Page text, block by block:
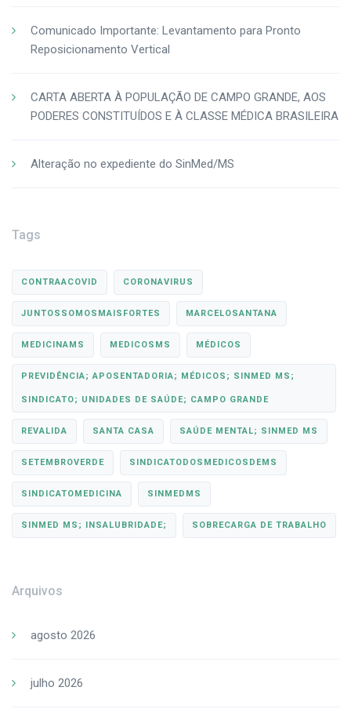
Comunicado Importante: Levantamento para Pronto
Reposicionamento Vertical
CARTA ABERTA À POPULAÇÃO DE CAMPO GRANDE, AOS
PODERES CONSTITUÍDOS E À CLASSE MÉDICA BRASILEIRA
Alteração no expediente do SinMed/MS
Tags
CONTRAACOVID CORONAVIRUS
JUNTOSSOMOSMAISFORTES MARCELOSANTANA
MEDICINAMS MEDICOSMS MÉDICOS
PREVIDÊNCIA; APOSENTADORIA; MÉDICOS; SINMED MS;
SINDICATO; UNIDADES DE SAÚDE; CAMPO GRANDE
REVALIDA SANTA CASA SAÚDE MENTAL; SINMED MS
SETEMBROVERDE SINDICATODOSMEDICOSDEMS
SINDICATOMEDICINA SINMEDMS
SINMED MS; INSALUBRIDADE; SOBRECARGA DE TRABALHO
Arquivos
agosto 2026
julho 2026